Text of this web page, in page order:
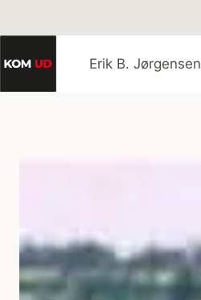
til
Erik B. Jørgensen